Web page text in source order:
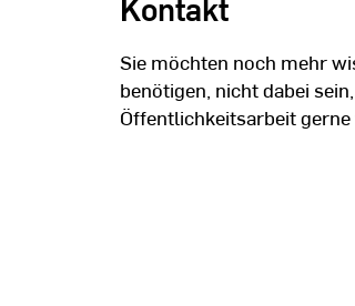
Sie möchten noch mehr
benötigen, nicht dabei
Öffentlichkeitsarbeit gerne